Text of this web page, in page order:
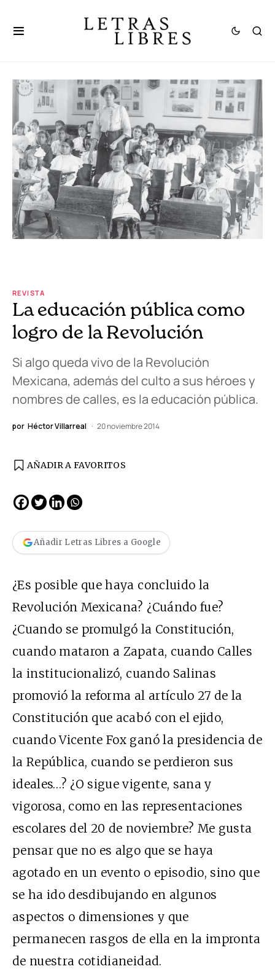
REVISTA
La educación pública como
logro de la Revolución
Si algo queda vivo de la Revolución
Mexicana, además del culto a sus héroes y
nombres de calles, es la educación pública.
por Héctor Villarreal 20 noviembre 2014
AÑADIR A FAVORITOS
Añadir Letras Libres a Google
¿Es posible que haya concluido la
Revolución Mexicana? ¿Cuándo fue?
¿Cuando se promulgó la Constitución,
cuando mataron a Zapata, cuando Calles
la institucionalizó, cuando Salinas
promovió la reforma al artículo 27 de la
Constitución que acabó con el ejido,
cuando Vicente Fox ganó la presidencia de
la República, cuando se perdieron sus
ideales…? ¿O sigue vigente, sana y
vigorosa, como en las representaciones
escolares del 20 de noviembre? Me gusta
pensar que no es algo que se haya
agotado en un evento o episodio, sino que
se ha ido desdibujando en algunos
aspectos o dimensiones y que
permanecen rasgos de ella en la impronta
de nuestra cotidianeidad.